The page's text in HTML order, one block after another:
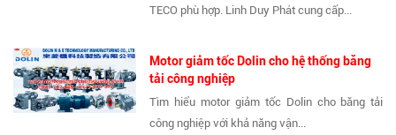
TECO phù hợp. Linh Duy Phát cung cấp...
Motor giảm tốc Dolin cho hệ thống băng
tải công nghiệp
Tìm hiểu motor giảm tốc Dolin cho băng tải
công nghiệp với khả năng vận...